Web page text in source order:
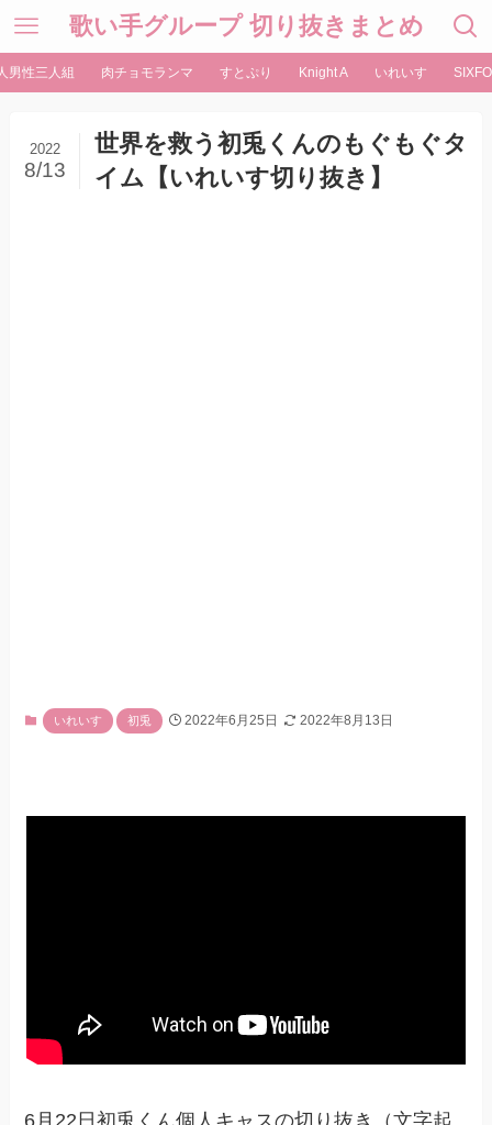
歌い手グループ 切り抜きまとめ
男性三人組 肉チョモランマ すとぷり Knight A いれいす
世界を救う初兎くんのもぐもぐタ
イム【いれいす切り抜き】
2022
8/13
いれいす 初兎 2022年6月25日 2022年8月13日